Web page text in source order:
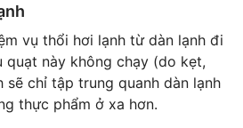
vụ thổi hơi lạnh từ dàn lạnh đi
quạt này không chạy (do kẹt,
sẽ chỉ tập trung quanh dàn lạnh
thực phẩm ở xa hơn.